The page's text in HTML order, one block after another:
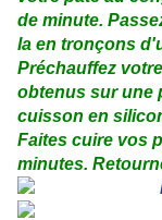
de minute.
la en tronçons
Préchauffez
obtenus sur une
cuisson en
Faites cuire vos
minutes.